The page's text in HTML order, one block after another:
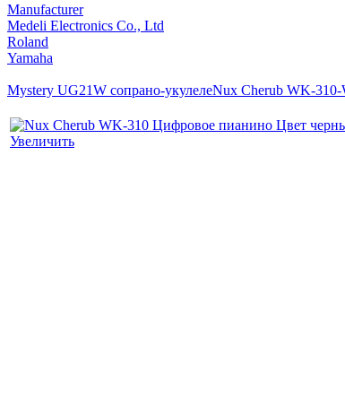
Manufacturer
Medeli Electronics Co., Ltd
Roland
Yamaha
Mystery UG21W сопрано-укулелеNux Cherub WK-310-
Увеличить